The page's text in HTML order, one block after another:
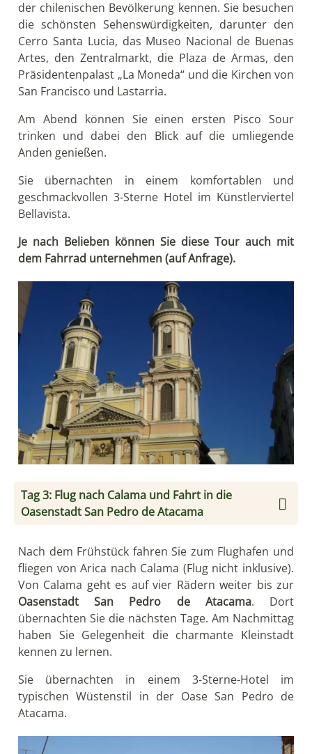
der chilenischen Bevölkerung kennen. Sie besuchen
die schönsten Sehenswürdigkeiten, darunter den
Cerro Santa Lucia, das Museo Nacional de Buenas
Artes, den Zentralmarkt, die Plaza de Armas, den
Präsidentenpalast „La Moneda“ und die Kirchen von
San Francisco und Lastarria.
Am Abend können Sie einen ersten Pisco Sour
trinken und dabei den Blick auf die umliegende
Anden genießen.
Sie übernachten in einem komfortablen und
geschmackvollen 3-Sterne Hotel im Künstlerviertel
Bellavista.
Je nach Belieben können Sie diese Tour auch mit
dem Fahrrad unternehmen (auf Anfrage).
Tag 3: Flug nach Calama und Fahrt in die
Oasenstadt San Pedro de Atacama
Nach dem Frühstück fahren Sie zum Flughafen und
fliegen von Arica nach Calama (Flug nicht inklusive).
Von Calama geht es auf vier Rädern weiter bis zur
Oasenstadt San Pedro de Atacama. Dort
übernachten Sie die nächsten Tage. Am Nachmittag
haben Sie Gelegenheit die charmante Kleinstadt
kennen zu lernen.
Sie übernachten in einem 3-Sterne-Hotel im
typischen Wüstenstil in der Oase San Pedro de
Atacama.